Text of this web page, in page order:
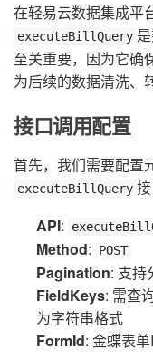
在轻易云数据集成平
executeBillQuery
至关重要，因为它确
为后续的数据清洗、
接口调用配置
首先，我们需要配置
executeBillQuery
API:
Method: POST
Pagination: 支持
FieldKeys: 需查
为字符串格式
FormId: 金蝶表单